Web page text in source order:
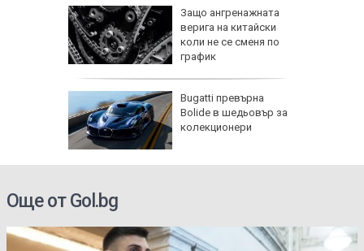
Защо ангренажната
верига на китайски
коли не се сменя по
график
Bugatti превърна
Bolide в шедьовър за
колекционери
Още от Gol.bg